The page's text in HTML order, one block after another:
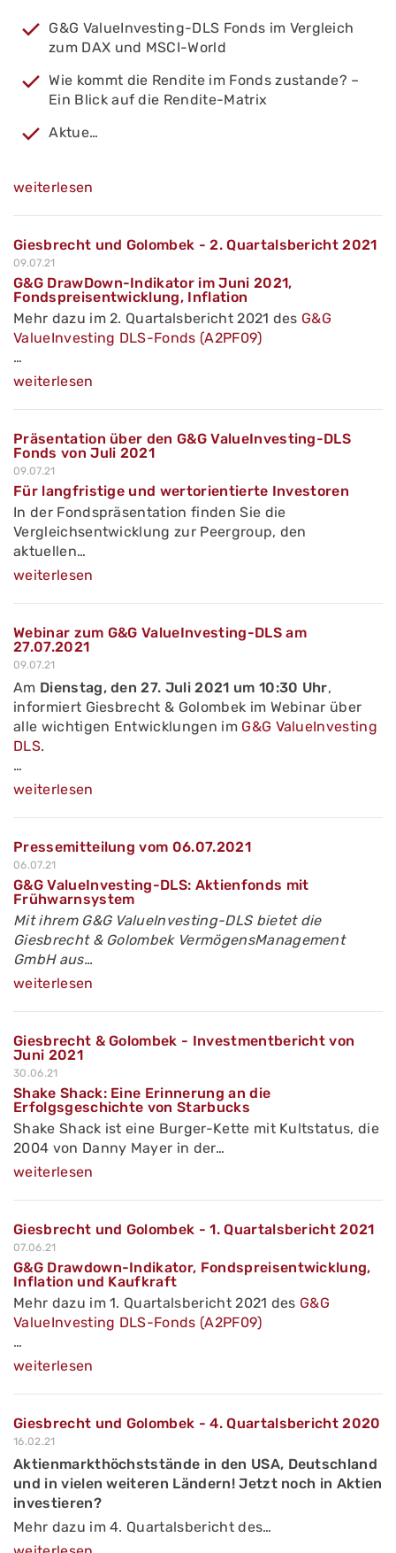
G&G ValueInvesting-DLS Fonds im Vergleich
zum DAX und MSCI-World
Wie kommt die Rendite im Fonds zustande? –
Ein Blick auf die Rendite-Matrix
Aktue…
weiterlesen
Giesbrecht und Golombek - 2. Quartalsbericht 2021
09.07.21
G&G DrawDown-Indikator im Juni 2021,
Fondspreisentwicklung, Inflation
Mehr dazu im 2. Quartalsbericht 2021 des G&G
ValueInvesting DLS-Fonds (A2PF09)
…
weiterlesen
Präsentation über den G&G ValueInvesting-DLS
Fonds von Juli 2021
09.07.21
Für langfristige und wertorientierte Investoren
In der Fondspräsentation finden Sie die
Vergleichsentwicklung zur Peergroup, den
aktuellen…
weiterlesen
Webinar zum G&G ValueInvesting-DLS am
27.07.2021
09.07.21
Am Dienstag, den 27. Juli 2021 um 10:30 Uhr,
informiert Giesbrecht & Golombek im Webinar über
alle wichtigen Entwicklungen im G&G ValueInvesting
DLS.
…
weiterlesen
Pressemitteilung vom 06.07.2021
06.07.21
G&G ValueInvesting-DLS: Aktienfonds mit
Frühwarnsystem
Mit ihrem G&G ValueInvesting-DLS bietet die
Giesbrecht & Golombek VermögensManagement
GmbH aus…
weiterlesen
Giesbrecht & Golombek - Investmentbericht von
Juni 2021
30.06.21
Shake Shack: Eine Erinnerung an die
Erfolgsgeschichte von Starbucks
Shake Shack ist eine Burger-Kette mit Kultstatus, die
2004 von Danny Mayer in der…
weiterlesen
Giesbrecht und Golombek - 1. Quartalsbericht 2021
07.06.21
G&G Drawdown-Indikator, Fondspreisentwicklung,
Inflation und Kaufkraft
Mehr dazu im 1. Quartalsbericht 2021 des G&G
ValueInvesting DLS-Fonds (A2PF09)
…
weiterlesen
Giesbrecht und Golombek - 4. Quartalsbericht 2020
16.02.21
Aktienmarkthöchststände in den USA, Deutschland
und in vielen weiteren Ländern! Jetzt noch in Aktien
investieren?
Mehr dazu im 4. Quartalsbericht des…